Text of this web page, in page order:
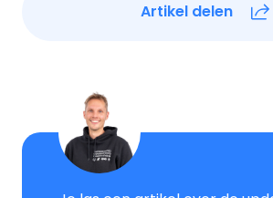
Artikel delen